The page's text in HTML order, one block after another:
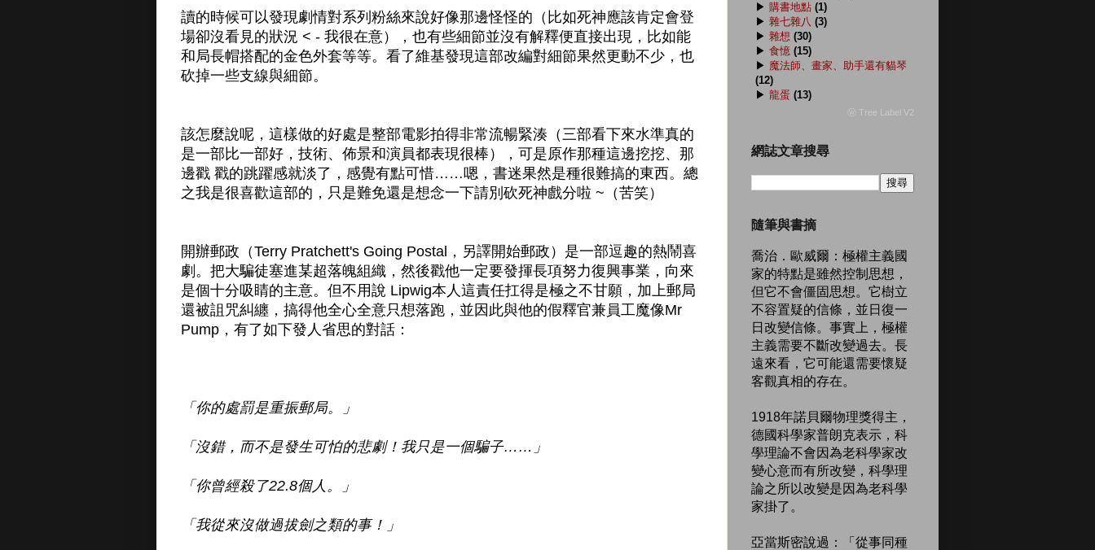
讀的時候可以發現劇情對系列粉絲來說好像那邊怪怪的（比如死神應該肯定會登
場卻沒看見的狀況 < - 我很在意），也有些細節並沒有解釋便直接出現，比如能
和局長帽搭配的金色外套等等。看了維基發現這部改編對細節果然更動不少，也
砍掉一些支線與細節。
該怎麼說呢，這樣做的好處是整部電影拍得非常流暢緊湊（三部看下來水準真的
是一部比一部好，技術、佈景和演員都表現很棒），可是原作那種這邊挖挖、那
邊戳 戳的跳躍感就淡了，感覺有點可惜……嗯，書迷果然是種很難搞的東西。總
之我是很喜歡這部的，只是難免還是想念一下請別砍死神戲分啦 ~（苦笑）
開辦郵政（Terry Pratchett's Going Postal，另譯開始郵政）是一部逗趣的熱鬧喜
劇。把大騙徒塞進某超落魄組織，然後戳他一定要發揮長項努力復興事業，向來
是個十分吸睛的主意。但不用說 Lipwig本人這責任扛得是極之不甘願，加上郵局
還被詛咒糾纏，搞得他全心全意只想落跑，並因此與他的假釋官兼員工魔像Mr
Pump，有了如下發人省思的對話：
「你的處罰是重振郵局。」
「沒錯，而不是發生可怕的悲劇！我只是一個騙子……」
「你曾經殺了22.8個人。」
「我從來沒做過拔劍之類的事！」
▶ 購書地點 (1)
▶ 雜七雜八 (3)
▶ 雜想 (30)
▶ 食憶 (15)
▶ 魔法師、畫家、助手還有貓琴
(12)
▶ 龍蛋 (13)
ⓦ Tree Label V2
網誌文章搜尋
隨筆與書摘
喬治．歐威爾：極權主義國
家的特點是雖然控制思想，
但它不會僵固思想。它樹立
不容置疑的信條，並日復一
日改變信條。事實上，極權
主義需要不斷改變過去。長
遠來看，它可能還需要懷疑
客觀真相的存在。
1918年諾貝爾物理獎得主，
德國科學家普朗克表示，科
學理論不會因為老科學家改
變心意而有所改變，科學理
論之所以改變是因為老科學
家掛了。
亞當斯密說過：「從事同種